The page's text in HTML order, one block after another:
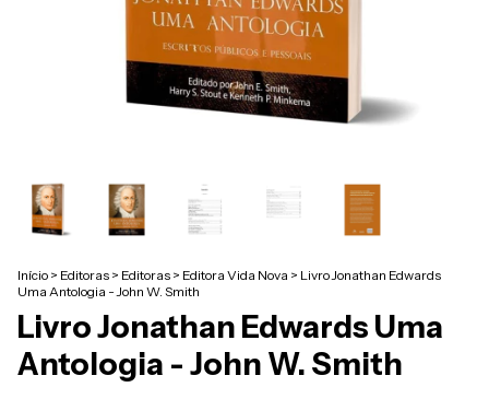
Início > Editoras > Editoras > Editora Vida Nova > Livro Jonathan Edwards
Uma Antologia - John W. Smith
Livro Jonathan Edwards Uma
Antologia - John W. Smith